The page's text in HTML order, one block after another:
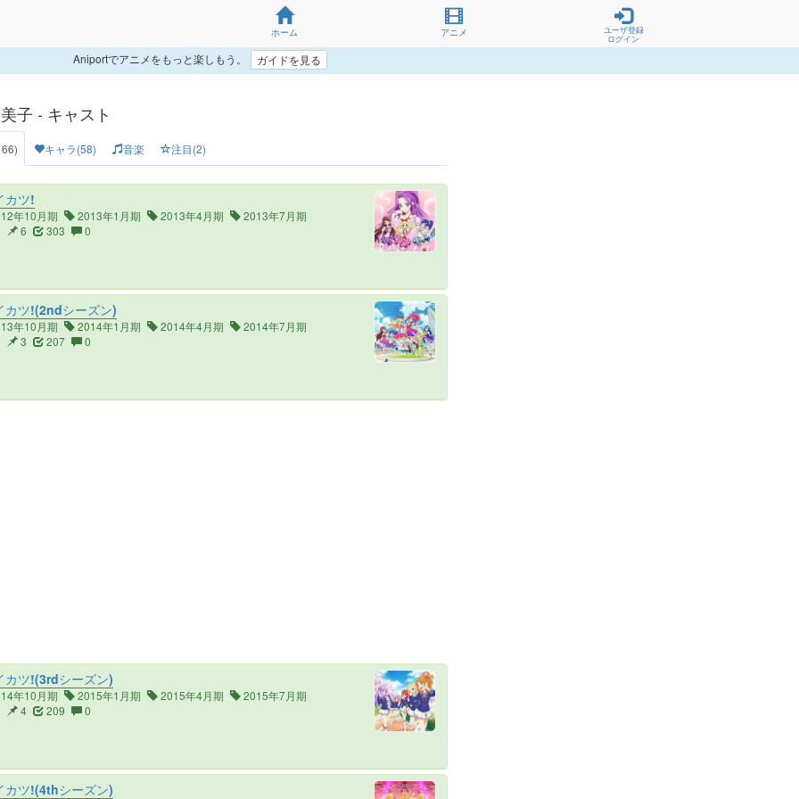
ホーム アニメ
ユーザ登録
ログイン
Aniportでアニメをもっと楽しもう。 ガイドを見る
子 - キャスト
キャラ(58) 音楽 注目(2)
ツ!
年10月期 2013年1月期 2013年4月期
2013年7月期
6 303 0
ツ!(2ndシーズン)
年10月期 2014年1月期 2014年4月期
2014年7月期
3 207 0
ツ!(3rdシーズン)
年10月期 2015年1月期 2015年4月期
2015年7月期
4 209 0
ツ!(4thシーズン)